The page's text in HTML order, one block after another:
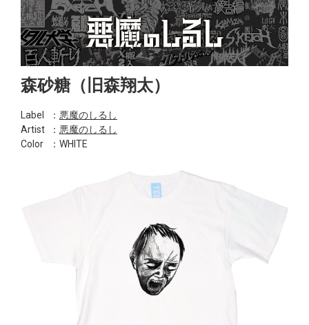
森砂糖（旧森翔太）
Label ： 悪魔のしるし
Artist
： 悪魔のしるし
Color
：WHITE